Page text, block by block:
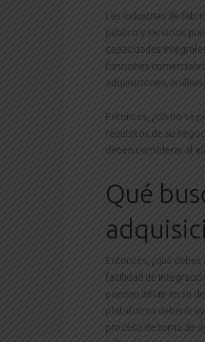
Las industrias de
público y servicios
capacidades
funciones
adquisiciones,
Entonces, ¿cómo se
requisitos de su
deben considerar al
Qué
Entonces, ¿qué
facilidad de
pueden influir en su
plataforma debería
proceso de toma de